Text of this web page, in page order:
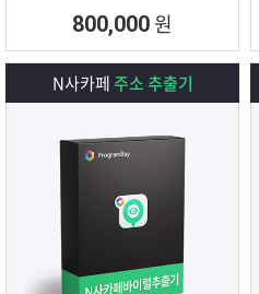
800,000 원
N사카페주소 추출기